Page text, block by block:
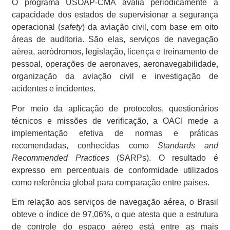
O programa USOAP-CMA avalia periodicamente a
capacidade dos estados de supervisionar a segurança
operacional (safety) da aviação civil, com base em oito
áreas de auditoria. São elas, serviços de navegação
aérea, aeródromos, legislação, licença e treinamento de
pessoal, operações de aeronaves, aeronavegabilidade,
organização da aviação civil e investigação de
acidentes e incidentes.
Por meio da aplicação de protocolos, questionários
técnicos e missões de verificação, a OACI mede a
implementação efetiva de normas e práticas
recomendadas, conhecidas comoStandards and
Recommended Practices(SARPs). O resultado é
expresso em percentuais de conformidade utilizados
como referência global para comparação entre países.
Em relação aos serviços de navegação aérea, o Brasil
obteve o índice de 97,06%, o que atesta que a estrutura
de controle do espaço aéreo está entre as mais